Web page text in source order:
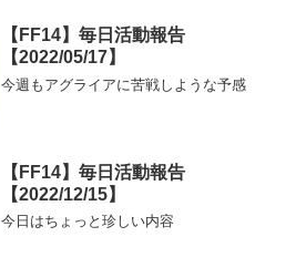
【FF14】毎日活動報告
【2022/05/17】
今週もアグライアに苦戦しような予感
【FF14】毎日活動報告
【2022/12/15】
今日はちょっと珍しい内容